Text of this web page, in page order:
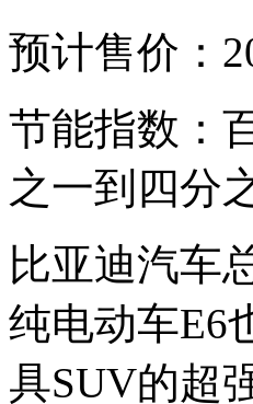
预计售价：
节能指数：
之一到四分
比亚迪汽车
纯电动车E6
具SUV的超